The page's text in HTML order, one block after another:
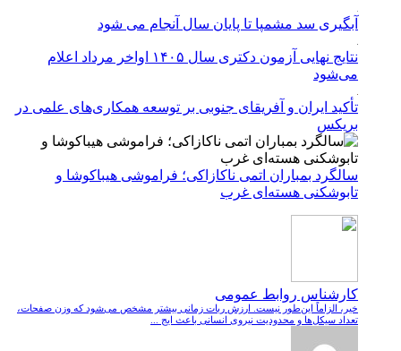
آبگیری سد مشمپا تا پایان سال آنجام می شود
نتایج نهایی آزمون دکتری سال ۱۴۰۵ اواخر مرداد اعلام
می‌شود
تأکید ایران و آفریقای جنوبی بر توسعه همکاری‌های علمی در
بریکس
سالگرد بمباران اتمی ناکازاکی؛ فراموشی هیباکوشا و
تابوشکنی هسته‌ای غرب
کارشناس روابط عمومی
خیر، الزاماً این‌طور نیست. ارزش ربات زمانی بیشتر مشخص می‌شود که وزن صفحات،
تعداد سیکل‌ها و محدودیت نیروی انسانی باعث ایج ...